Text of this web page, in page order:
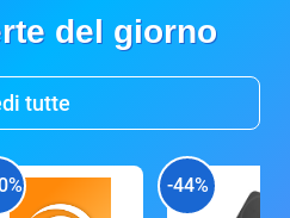
del giorno
tutte
-44%